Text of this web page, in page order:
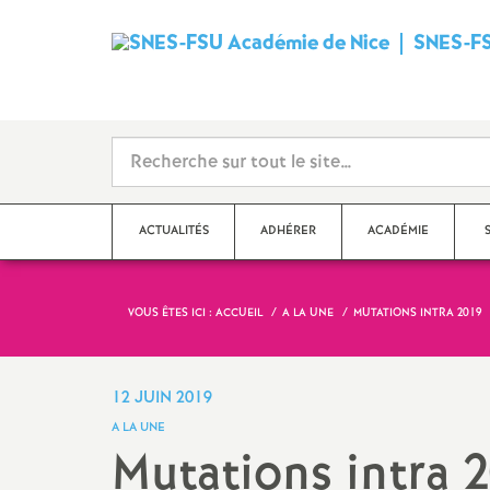
SNES-
ACTUALITÉS ADHÉRER
Stages syndicaux
Adhérer au SNES-FSU
ACADÉMIE
VOUS ÊTES ICI : ACCUEIL A LA UNE MUTATIONS INTRA 2019
12 JUIN 2019
A LA UNE
Mutations intra